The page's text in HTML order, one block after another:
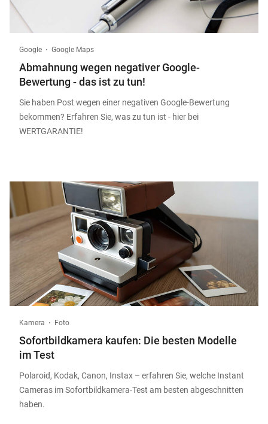
Google Google Maps
Abmahnung wegen negativer Google-
Bewertung - das ist zu tun!
Sie haben Post wegen einer negativen Google-Bewertung
bekommen? Erfahren Sie, was zu tun ist - hier bei
WERTGARANTIE!
Kamera Foto
Sofortbildkamera kaufen: Die besten Modelle
im Test
Polaroid, Kodak, Canon, Instax – erfahren Sie, welche Instant
Cameras im Sofortbildkamera-Test am besten abgeschnitten
haben.